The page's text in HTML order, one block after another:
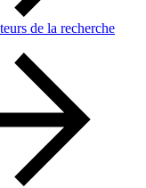
de la recherche